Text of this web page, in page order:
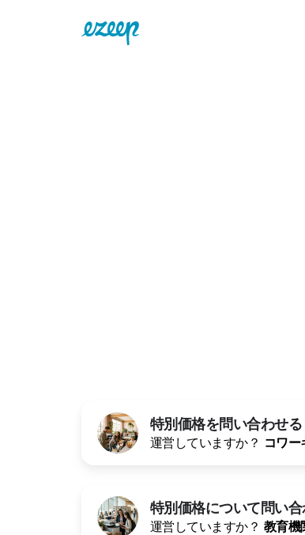
特別価格を問い合わせる
運営していますか？ コワー
特別価格について問い
運営していますか？ 教育機